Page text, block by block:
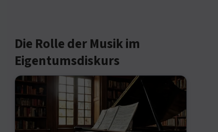
Die Rolle der Musik im
Eigentumsdiskurs